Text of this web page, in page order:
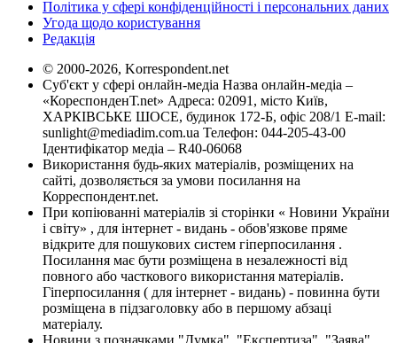
Політика у сфері конфіденційності і персональних даних
Угода щодо користування
Редакція
© 2000-2026, Korrespondent.net
Суб'єкт у сфері онлайн-медіа Назва онлайн-медіа –
«КореспонденТ.net» Адреса: 02091, місто Київ,
ХАРКІВСЬКЕ ШОСЕ, будинок 172-Б, офіс 208/1 E-mail:
sunlight@mediadim.com.ua Телефон: 044-205-43-00
Ідентифікатор медіа – R40-06068
Використання будь-яких матеріалів, розміщених на
сайті, дозволяється за умови посилання на
Корреспондент.net.
При копіюванні матеріалів зі сторінки « Новини України
і світу» , для інтернет - видань - обов'язкове пряме
відкрите для пошукових систем гіперпосилання .
Посилання має бути розміщена в незалежності від
повного або часткового використання матеріалів.
Гіперпосилання ( для інтернет - видань) - повинна бути
розміщена в підзаголовку або в першому абзаці
матеріалу.
Новини з позначками "Думка", "Експертиза", "Заява",